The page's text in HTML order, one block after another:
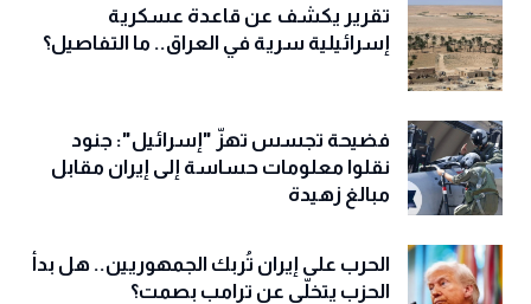
تقرير يكشف عن قاعدة عسكرية
إسرائيلية سرية في العراق.. ما التفاصيل؟
فضيحة تجسس تهزّ "إسرائيل": جنود
نقلوا معلومات حساسة إلى إيران مقابل
مبالغ زهيدة
الحرب على إيران تُربك الجمهوريين.. هل بدأ
الحزب يتخلّى عن ترامب بصمت؟